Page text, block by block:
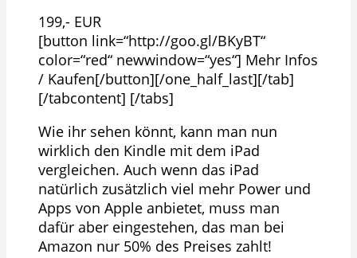
199,- EUR
[button link=“http://goo.gl/BKyBT“
color=“red“ newwindow=“yes“] Mehr Infos
/ Kaufen[/button][/one_half_last][/tab]
[/tabcontent] [/tabs]
Wie ihr sehen könnt, kann man nun
wirklich den Kindle mit dem iPad
vergleichen. Auch wenn das iPad
natürlich zusätzlich viel mehr Power und
Apps von Apple anbietet, muss man
dafür aber eingestehen, das man bei
Amazon nur 50% des Preises zahlt!